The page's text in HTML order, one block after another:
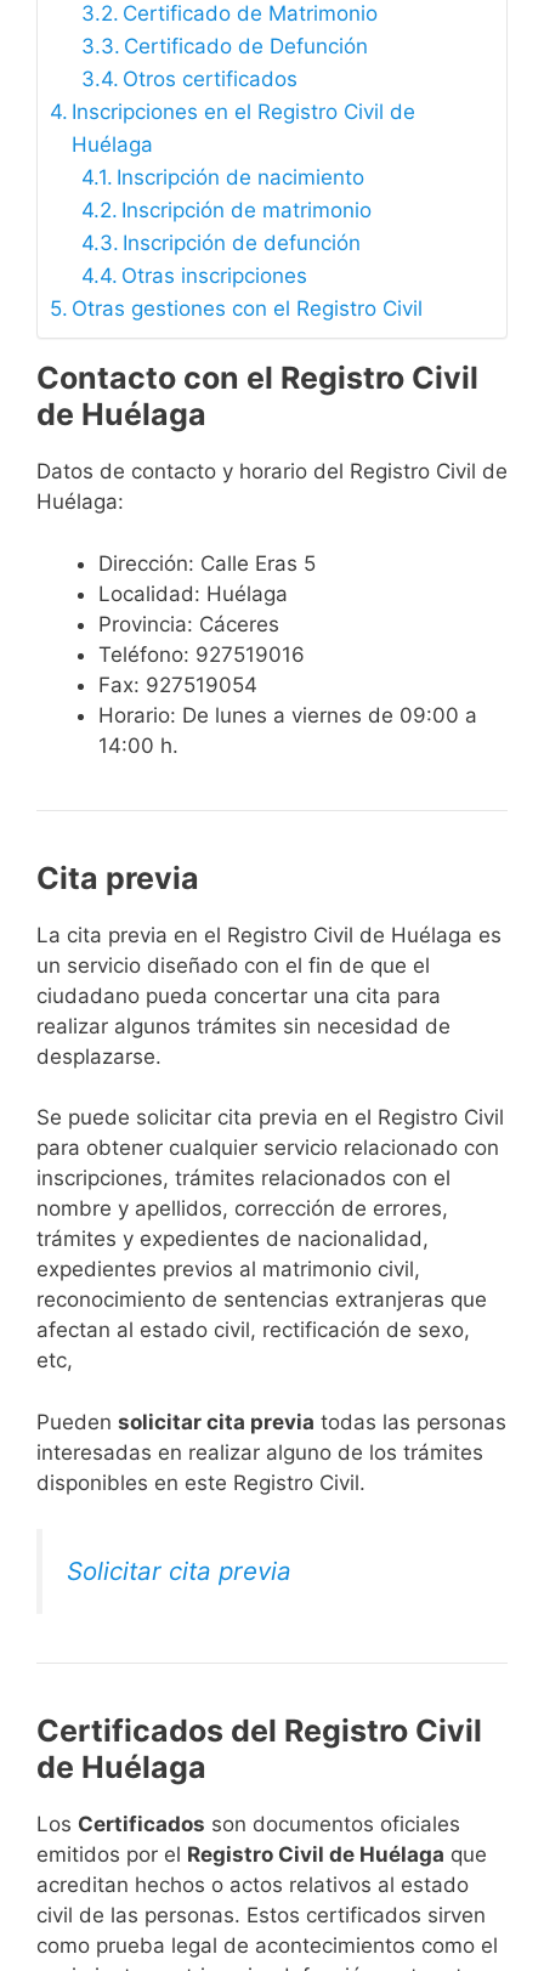
Certificado de Matrimonio
Certificado de Defunción
Otros certificados
Inscripciones en el Registro Civil de
Huélaga
Inscripción de nacimiento
Inscripción de matrimonio
Inscripción de defunción
Otras inscripciones
Otras gestiones con el Registro Civil
Contacto con el Registro Civil
de Huélaga
Datos de contacto y horario del Registro Civil de
Huélaga:
Dirección: Calle Eras 5
Localidad: Huélaga
Provincia: Cáceres
Teléfono: 927519016
Fax: 927519054
Horario: De lunes a viernes de 09:00 a
14:00 h.
Cita previa
​​​​​​​​​​​​​​​​​​​​​​​​​​​​La cita previa en el Registro Civil de Huélaga es
un servicio diseñado con el fin de que el
ciudadano pueda concertar una cita para
realizar algunos trámites sin necesidad de
desplazarse.​
Se puede solicitar cita previa en el Registro Civil
para obtener cualquier servicio relacionado con
inscripciones, trámites relacionados con el
nombre y apellidos, corrección de errores,
trámites y expedientes de nacionalidad,
expedientes previos al matrimonio civil,
reconocimiento de sentencias extranjeras que
afectan al estado civil, rectificación de sexo,
etc,
​Pueden solicitar cita previa todas las personas
interesadas en realizar alguno de los trámites
disponibles en este Registro Civil.​
Solicitar cita previa
Certificados del Registro Civil
de Huélaga
Los Certificados son documentos oficiales
emitidos por el Registro Civil de Huélaga que
acreditan hechos o actos relativos al estado
civil de las personas. Estos certificados sirven
como prueba legal de acontecimientos como el